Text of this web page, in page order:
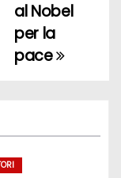
al Nobel
per la
pace